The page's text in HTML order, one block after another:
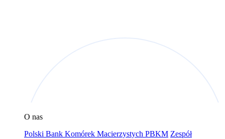
O nas
Polski Bank Komórek Macierzystych PBKM Zespół